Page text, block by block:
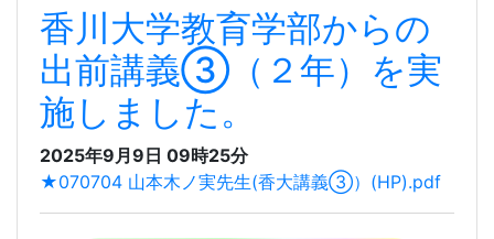
香川大学教育学部からの
出前講義③（２年）を実
施しました。